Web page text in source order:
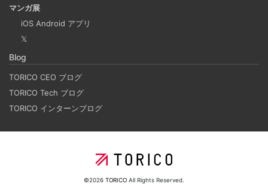
はPython（Django）＋React（TypeScript）で挫折した
が、今回は得意なPHP（Laravel）をバックエンドにするこ
とで、Reactの学習に集中できる環境を整える。 また、低
コストで構築し、トラブル時の原因特定を容易にすること
を目的としています。
ホーリンラブブックスのリニューアルした時の話
ラブブックスがあります。
マンガ展
iOS Android アプリ
𝕏
Blog
TORICO CEO ブログ
TORICO Tech ブログ
TORICO インターンブログ
©2026 TORICO All Rights Reserved.